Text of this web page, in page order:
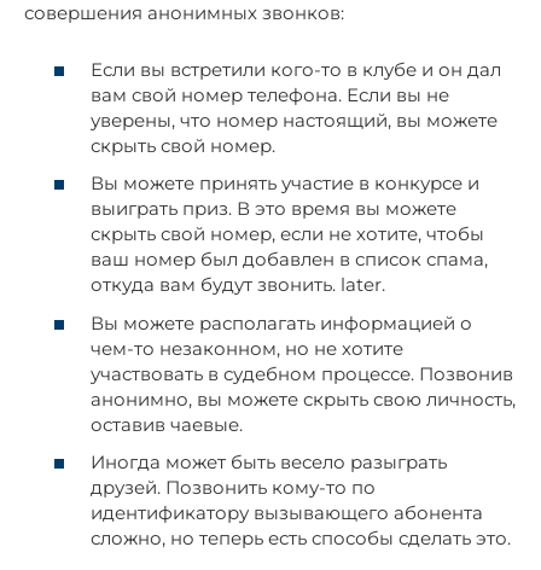
совершения анонимных звонков:
Если вы встретили кого-то в клубе и он дал
вам свой номер телефона. Если вы не
уверены, что номер настоящий, вы можете
скрыть свой номер.
Вы можете принять участие в конкурсе и
выиграть приз. В это время вы можете
скрыть свой номер, если не хотите, чтобы
ваш номер был добавлен в список спама,
откуда вам будут звонить. later.
Вы можете располагать информацией о
чем-то незаконном, но не хотите
участвовать в судебном процессе. Позвонив
анонимно, вы можете скрыть свою личность,
оставив чаевые.
Иногда может быть весело разыграть
друзей. Позвонить кому-то по
идентификатору вызывающего абонента
сложно, но теперь есть способы сделать это.